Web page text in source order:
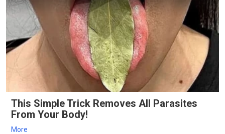
This Simple Trick Removes All Parasites
From Your Body!
More